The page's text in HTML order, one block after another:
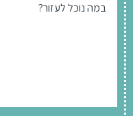
במה נוכל לעזור?